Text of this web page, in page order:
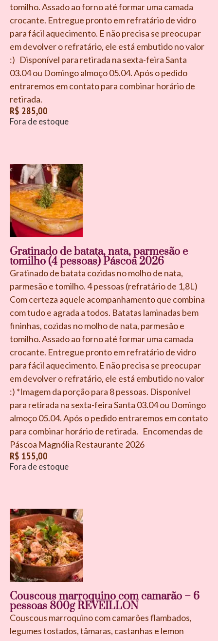
tomilho. Assado ao forno até formar uma camada
crocante. Entregue pronto em refratário de vidro
para fácil aquecimento. E não precisa se preocupar
em devolver o refratário, ele está embutido no valor
:) Disponível para retirada na sexta-feira Santa
03.04 ou Domingo almoço 05.04. Após o pedido
entraremos em contato para combinar horário de
retirada.
R$ 285,00
Fora de estoque
Gratinado de batata, nata, parmesão e
tomilho (4 pessoas) Páscoa 2026
Gratinado de batata cozidas no molho de nata,
parmesão e tomilho. 4 pessoas (refratário de 1,8L)
Com certeza aquele acompanhamento que combina
com tudo e agrada a todos. Batatas laminadas bem
fininhas, cozidas no molho de nata, parmesão e
tomilho. Assado ao forno até formar uma camada
crocante. Entregue pronto em refratário de vidro
para fácil aquecimento. E não precisa se preocupar
em devolver o refratário, ele está embutido no valor
:) *Imagem da porção para 8 pessoas. Disponível
para retirada na sexta-feira Santa 03.04 ou Domingo
almoço 05.04. Após o pedido entraremos em contato
para combinar horário de retirada. Encomendas de
Páscoa Magnólia Restaurante 2026
R$ 155,00
Fora de estoque
Couscous marroquino com camarão – 6
pessoas 800g REVEILLON
Couscous marroquino com camarões flambados,
legumes tostados, tâmaras, castanhas e lemon